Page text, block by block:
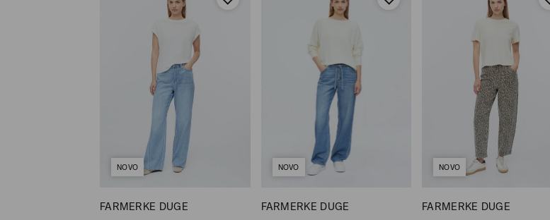
NOVO
FARMERKE DUGE
NOVO
FARMERKE DUGE
NOVO
FARMERKE DUGE